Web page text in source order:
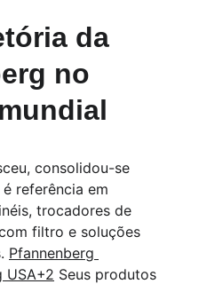
da
no
consolidou-se
referência em
trocadores de
filtro e soluções
Pfannenberg
USA+2 Seus produtos